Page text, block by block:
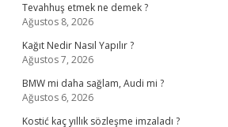
Tevahhuş etmek ne demek ?
Ağustos 8, 2026
Kağıt Nedir Nasıl Yapılır ?
Ağustos 7, 2026
BMW mi daha sağlam, Audi mi ?
Ağustos 6, 2026
Kostić kaç yıllık sözleşme imzaladı ?